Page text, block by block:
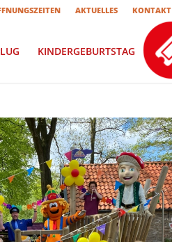
AKTUELLES KONTAKT
KINDERGEBURTSTAG